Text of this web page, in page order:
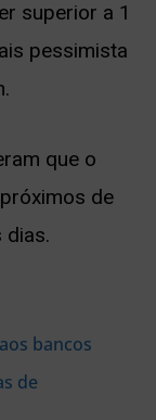
superior a 1
pessimista
que o
de
dias.
bancos
de